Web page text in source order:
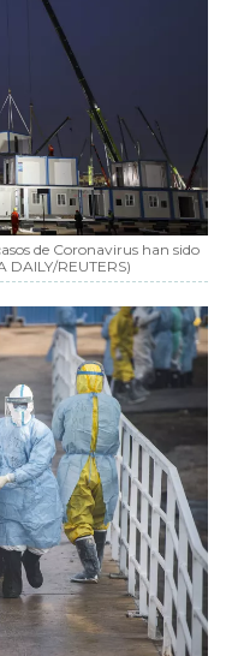
de Coronavirus han sido
DAILY/REUTERS)